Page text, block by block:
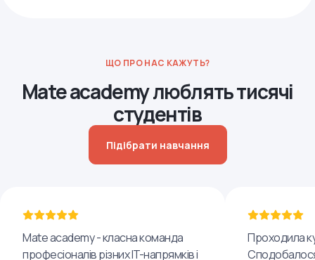
ЩО ПРО НАС КАЖУТЬ?
Mate academy люблять тисячі
студентів
Підібрати навчання
Mate academy - класна команда
професіоналів різних IT-напрямків і
Проходила